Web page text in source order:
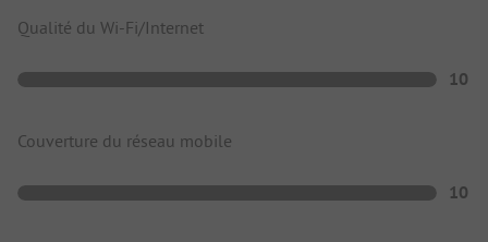
Qualité du Wi-Fi/Internet
10
Couverture du réseau mobile
10